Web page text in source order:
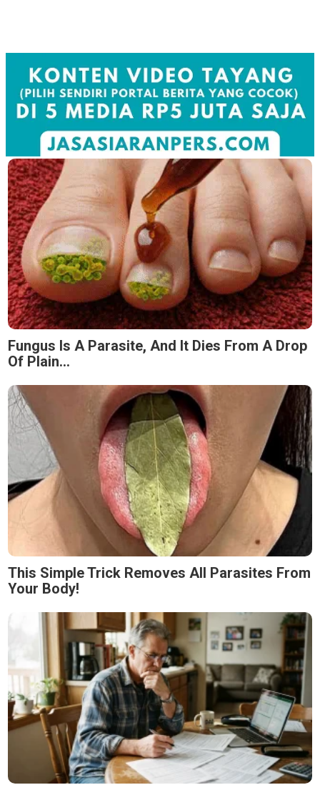
Fungus Is A Parasite, And It Dies From A Drop
Of Plain...
This Simple Trick Removes All Parasites From
Your Body!